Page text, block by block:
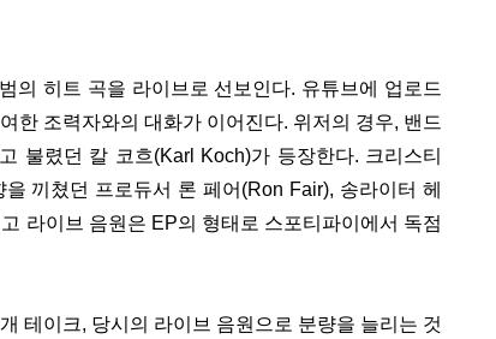
의 히트 곡을 라이브로 선보인다. 유튜브에 업로드
한 조력자와의 대화가 이어진다. 위저의 경우, 밴드
불렸던 칼 코흐(Karl Koch)가 등장한다. 크리스티
끼쳤던 프로듀서 론 페어(Ron Fair), 송라이터 헤
라이브 음원은 EP의 형태로 스포티파이에서 독점
테이크, 당시의 라이브 음원으로 분량을 늘리는 것